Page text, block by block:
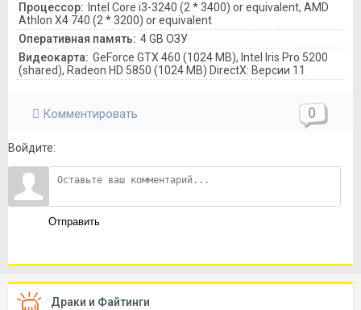
Процессор: Intel Core i3-3240 (2 * 3400) or equivalent, AMD
Athlon X4 740 (2 * 3200) or equivalent
Оперативная память: 4 GB ОЗУ
Видеокарта: GeForce GTX 460 (1024 MB), Intel Iris Pro 5200
(shared), Radeon HD 5850 (1024 MB) DirectX: Версии 11
Комментировать 0
Войдите:
Отправить
Драки и Файтинги